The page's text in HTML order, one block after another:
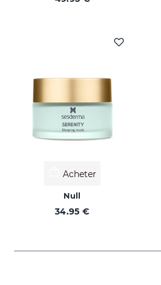
Acheter
Null
34.95 €